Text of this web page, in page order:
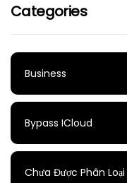
Categories
Business
Bypass ICloud
Chưa Được Phân Loại